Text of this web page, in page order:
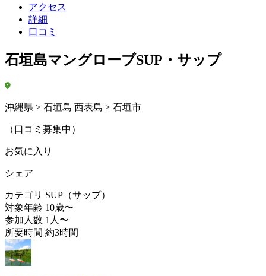
アクセス
詳細
口コミ
石垣島マングローブSUP・サップ
沖縄県 > 石垣島 西表島 > 石垣市
（口コミ募集中）
お気に入り
シェア
カテゴリ SUP（サップ）
対象年齢 10歳〜
参加人数 1人〜
所要時間 約3時間